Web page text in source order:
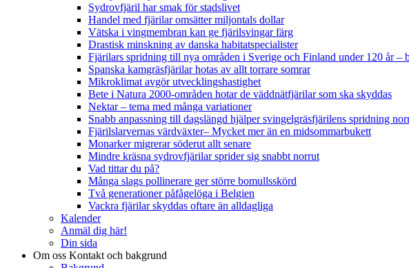
Sydrovfjäril har smak för stadslivet
Handel med fjärilar omsätter miljontals dollar
Vätska i vingmembran kan ge fjärilsvingar färg
Drastisk minskning av danska habitatspecialister
Fjärilars spridning till nya områden i Sverige och Finland under 120 år–
Spanska kamgräsfjärilar hotas av allt torrare somrar
Mikroklimat avgör utvecklingshastighet
Bete i Natura 2000-områden hotar de väddnätfjärilar som ska skyddas
Nektar – tema med många variationer
Snabb anpassning till dagslängd hjälper svingelgräsfjärilens spridning
Fjärilslarvernas värdväxter– Mycket mer än en midsommarbukett
Monarker migrerar söderut allt senare
Mindre kräsna sydrovfjärilar sprider sig snabbt norrut
Vad tittar du på?
Många slags pollinerare ger större bomullsskörd
Två generationer påfågelöga i Belgien
Vackra fjärilar skyddas oftare än alldagliga
Kalender
Anmäl dig här!
Din sida
Om oss Kontakt och bakgrund